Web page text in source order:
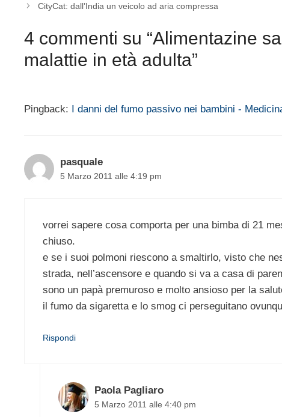
CityCat: dall’India un veicolo ad aria compressa
4 commenti su “Alimentazine
malattie in età adulta”
Pingback: I danni del fumo passivo nei bambini -
pasquale
5 Marzo 2011 alle 4:19 pm
vorrei sapere cosa comporta per una bimba di 21
chiuso.
e se i suoi polmoni riescono a smaltirlo, visto che
strada, nell’ascensore e quando si va a casa di
sono un papà premuroso e molto ansioso per la
il fumo da sigaretta e lo smog ci perseguitano
Rispondi
Paola Pagliaro
5 Marzo 2011 alle 4:40 pm